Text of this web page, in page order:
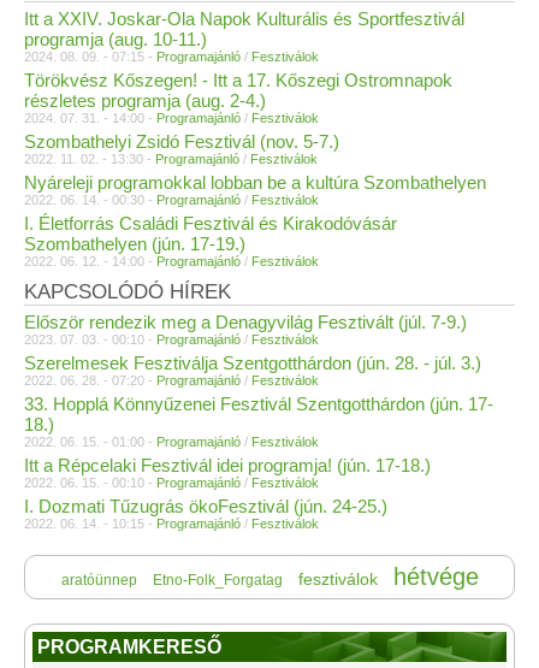
Itt a XXIV. Joskar-Ola Napok Kulturális és Sportfesztivál
programja (aug. 10-11.)
2024. 08. 09. - 07:15 - Programajánló / Fesztiválok
Törökvész Kőszegen! - Itt a 17. Kőszegi Ostromnapok
részletes programja (aug. 2-4.)
2024. 07. 31. - 14:00 - Programajánló / Fesztiválok
Szombathelyi Zsidó Fesztivál (nov. 5-7.)
2022. 11. 02. - 13:30 - Programajánló / Fesztiválok
Nyáreleji programokkal lobban be a kultúra Szombathelyen
2022. 06. 14. - 00:30 - Programajánló / Fesztiválok
I. Életforrás Családi Fesztivál és Kirakodóvásár
Szombathelyen (jún. 17-19.)
2022. 06. 12. - 14:00 - Programajánló / Fesztiválok
KAPCSOLÓDÓ HÍREK
Először rendezik meg a Denagyvilág Fesztivált (júl. 7-9.)
2023. 07. 03. - 00:10 - Programajánló / Fesztiválok
Szerelmesek Fesztiválja Szentgotthárdon (jún. 28. - júl. 3.)
2022. 06. 28. - 07:20 - Programajánló / Fesztiválok
33. Hopplá Könnyűzenei Fesztivál Szentgotthárdon (jún. 17-
18.)
2022. 06. 15. - 01:00 - Programajánló / Fesztiválok
Itt a Répcelaki Fesztivál idei programja! (jún. 17-18.)
2022. 06. 15. - 00:10 - Programajánló / Fesztiválok
I. Dozmati Tűzugrás ökoFesztivál (jún. 24-25.)
2022. 06. 14. - 10:15 - Programajánló / Fesztiválok
aratóünnep Etno-Folk_Forgatag fesztiválok hétvége
PROGRAMKERESŐ